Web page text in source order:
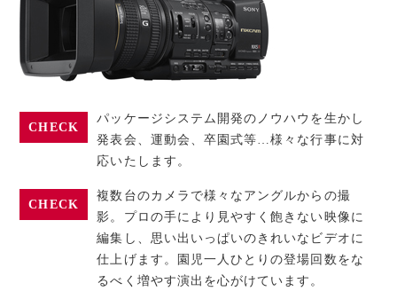
CHECK
パッケージシステム開発のノウハウを生かし
発表会、運動会、卒園式等…様々な行事に対
応いたします。
CHECK
複数台のカメラで様々なアングルからの撮
影。プロの手により見やすく飽きない映像に
編集し、思い出いっぱいのきれいなビデオに
仕上げます。園児一人ひとりの登場回数をな
るべく増やす演出を心がけています。